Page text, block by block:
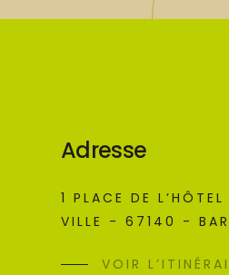
Adresse
1 PLACE DE L’HÔTEL
VILLE - 67140 -
VOIR